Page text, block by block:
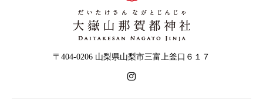
〒404-0206 山梨県山梨市三富上釜口６１７